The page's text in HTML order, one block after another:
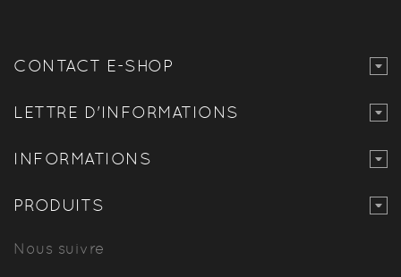
CONTACT E-SHOP
LETTRE D'INFORMATIONS
INFORMATIONS
PRODUITS
Nous suivre